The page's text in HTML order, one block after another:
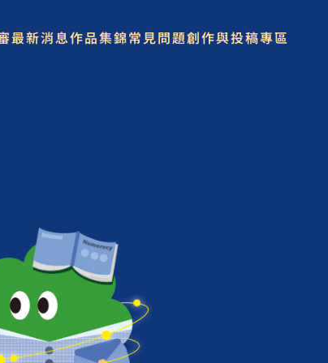
最新消息作品集錦常見問題創作與投稿專區